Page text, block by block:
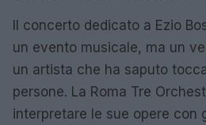
Il concerto dedicato a Ezio
un evento musicale, ma un
un artista che ha saputo
persone. La Roma Tre
interpretare le sue opere con